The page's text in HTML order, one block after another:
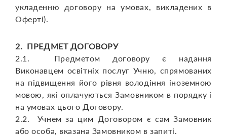
укладенню договору на умовах, викладених в
Оферті).
2. ПРЕДМЕТ ДОГОВОРУ
2.1. Предметом договору є надання
Виконавцем освітніх послуг Учню, спрямованих
на підвищення його рівня володіння іноземною
мовою, які оплачуються Замовником в порядку і
на умовах цього Договору.
2.2. Учнем за цим Договором є сам Замовник
або особа, вказана Замовником в запиті.